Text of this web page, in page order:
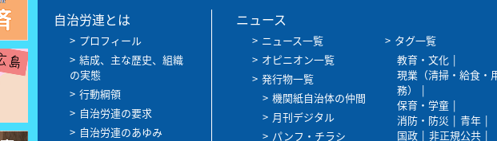
自治労連とは
プロフィール
結成、主な歴史、組織
の実態
行動綱領
自治労連の要求
自治労連のあゆみ
ニュース
ニュース一覧
オピニオン一覧
発行物一覧
機関紙自治体の仲間
月刊デジタル
パンフ・チラシ
タグ一覧
教育・文化
現業（清掃・給食・
務）
保育・学童
消防・防災
青年
国政
非正規公共